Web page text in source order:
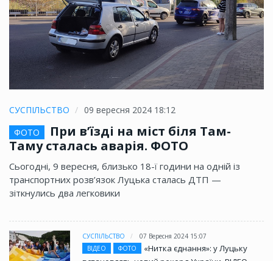
СУСПІЛЬСТВО
09 вересня 2024 18:12
ФОТО
При в’їзді на міст біля Там-
Таму сталась аварія. ФОТО
Сьогодні, 9 вересня, близько 18-ї години на одній із
транспортних розв’язок Луцька сталась ДТП —
зіткнулись два легковики
СУСПІЛЬСТВО
07 Вересня 2024 15:07
ВІДЕО
ФОТО
«Нитка єднання»: у Луцьку